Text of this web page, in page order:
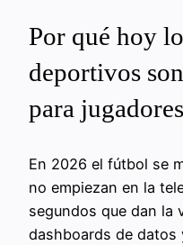
Por qué hoy
deportivos
para
En 2026 el fútbol se
no empiezan en la
segundos que dan la
dashboards de datos